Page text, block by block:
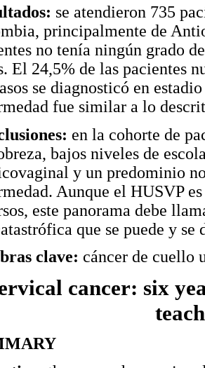
se atendieron 735
principalmente de
no tenía ningún grado
El 24,5% de las pacientes
se diagnosticó en
fue similar a lo
en la cohorte de
bajos niveles de
y un predominio
Aunque el HUSVP
este panorama debe
que se puede y se
clave: cáncer de cuello
cancer: six